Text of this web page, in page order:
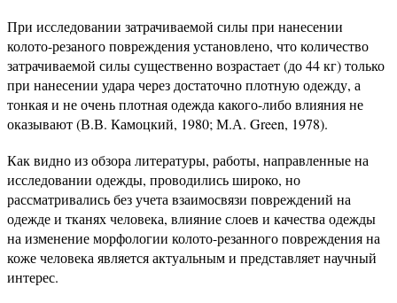
При исследовании затрачиваемой силы при нанесении
колото-резаного повреждения установлено, что количество
затрачиваемой силы существенно возрастает (до 44 кг) только
при нанесении удара через достаточно плотную одежду, а
тонкая и не очень плотная одежда какого-либо влияния не
оказывают (В.В. Камоцкий, 1980; М.А. Green, 1978).
Как видно из обзора литературы, работы, направленные на
исследовании одежды, проводились широко, но
рассматривались без учета взаимосвязи повреждений на
одежде и тканях человека, влияние слоев и качества одежды
на изменение морфологии колото-резанного повреждения на
коже человека является актуальным и представляет научный
интерес.